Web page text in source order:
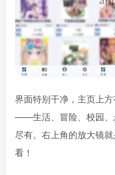
界面特别干净，主页上
——生活、冒险、校园、
尽有。右上角的放大镜
看！